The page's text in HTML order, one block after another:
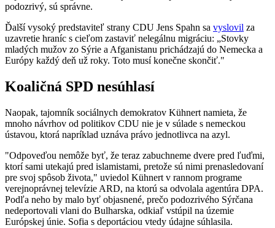
podozrivý, sú správne.
Ďalší vysoký predstaviteľ strany CDU Jens Spahn sa vyslovil za
uzavretie hraníc s cieľom zastaviť nelegálnu migráciu: „Stovky
mladých mužov zo Sýrie a Afganistanu prichádzajú do Nemecka a
Európy každý deň už roky. Toto musí konečne skončiť."
Koaličná SPD nesúhlasí
Naopak, tajomník sociálnych demokratov Kühnert namieta, že
mnoho návrhov od politikov CDU nie je v súlade s nemeckou
ústavou, ktorá napríklad uznáva právo jednotlivca na azyl.
"Odpoveďou nemôže byť, že teraz zabuchneme dvere pred ľuďmi,
ktorí sami utekajú pred islamistami, pretože sú nimi prenasledovaní
pre svoj spôsob života," uviedol Kühnert v rannom programe
verejnoprávnej televízie ARD, na ktorú sa odvolala agentúra DPA.
Podľa neho by malo byť objasnené, prečo podozrivého Sýrčana
nedeportovali vlani do Bulharska, odkiaľ vstúpil na územie
Európskej únie. Sofia s deportáciou vtedy údajne súhlasila.